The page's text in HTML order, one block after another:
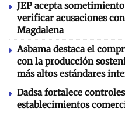
JEP acepta
verificar acusaciones
Magdalena
Asbama destaca el
con la producción
más altos estándares
Dadsa fortalece
establecimientos